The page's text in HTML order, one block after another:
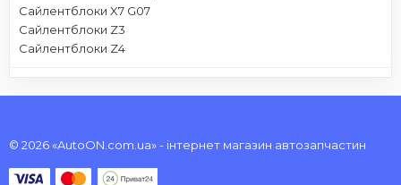
Сайлентблоки X7 G07
Сайлентблоки Z3
Сайлентблоки Z4
© 2026 «AutoON.com.ua» - інтернет магазин автозапчастин